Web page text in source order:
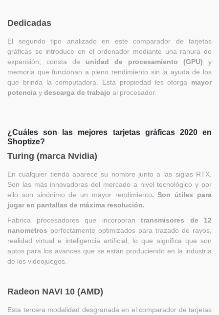
Dedicadas
El segundo tipo analizado en este comparador de tarjetas
gráficas se introduce en el ordenador mediante una ranura de
expansión; consta de unidad de procesamiento (GPU) y
memoria que funcionan a pleno rendimiento sin la ayuda de los
que brinda la computadora. Esta propiedad les otorga mayor
potencia y descarga de trabajo al procesador.
¿Cuáles son las mejores tarjetas gráficas 2020 en
Shoptize?
Turing (marca Nvidia)
En cualquier tienda aparece su nombre junto a las siglas RTX.
Son las más innovadoras del mercado a nivel tecnológico y por
ello son sinónimo de un mayor rendimiento. Son útiles para
jugar en pantallas de máxima resolución.
Fabrica procesadores que incorporan transmisores de 12
nanometros perfectamente optimizados para trazado de rayos,
realidad virtual e inteligencia artificial, lo que significa que son
aptos para los avances que se están produciendo en la industria
de los videojuegos.
Radeon NAVI 10 (AMD)
Esta tercera modalidad desgranada en el comparador de tarjetas